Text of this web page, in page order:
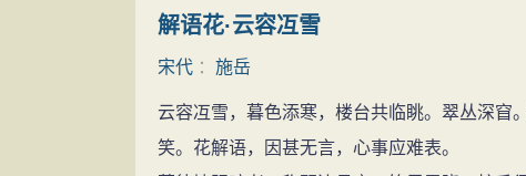
解语花·云容冱雪
宋代 ： 施岳
云容冱雪，暮色添寒，楼台共临眺。翠丛深窅
笑。花解语，因甚无言，心事应难表。